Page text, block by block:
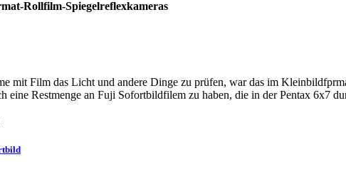
Rollfilm-Spiegelreflexkameras
mit Film das Licht und andere Dinge zu prüfen, war das im
Restmenge an Fuji Sofortbildfilem zu haben, die in der Pentax 6x7